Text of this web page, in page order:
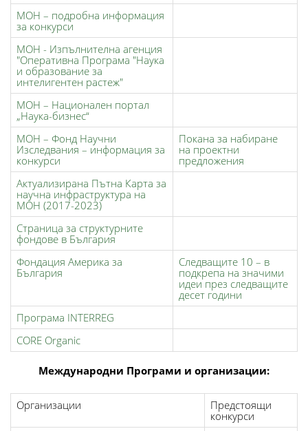
МОН – подробна информация
за конкурси
МОН - Изпълнителна агенция
"Оперативна Програма "Наука
и образование за
интелигентен растеж"
МОН – Национален портал
„Наука-бизнес“
МОН – Фонд Научни
Изследвания – информация за
конкурси
Покана за набиране
на проектни
предложения
Актуализирана Пътна Карта за
научна инфраструктура на
МОН (2017-2023)
Страница за структурните
фондове в България
Фондация Америка за
България
Следващите 10 – в
подкрепа на значими
идеи през следващите
десет години
Програма INTERREG
CORE Organic
Международни Програми и организации:
Организации
Предстоящи
конкурси